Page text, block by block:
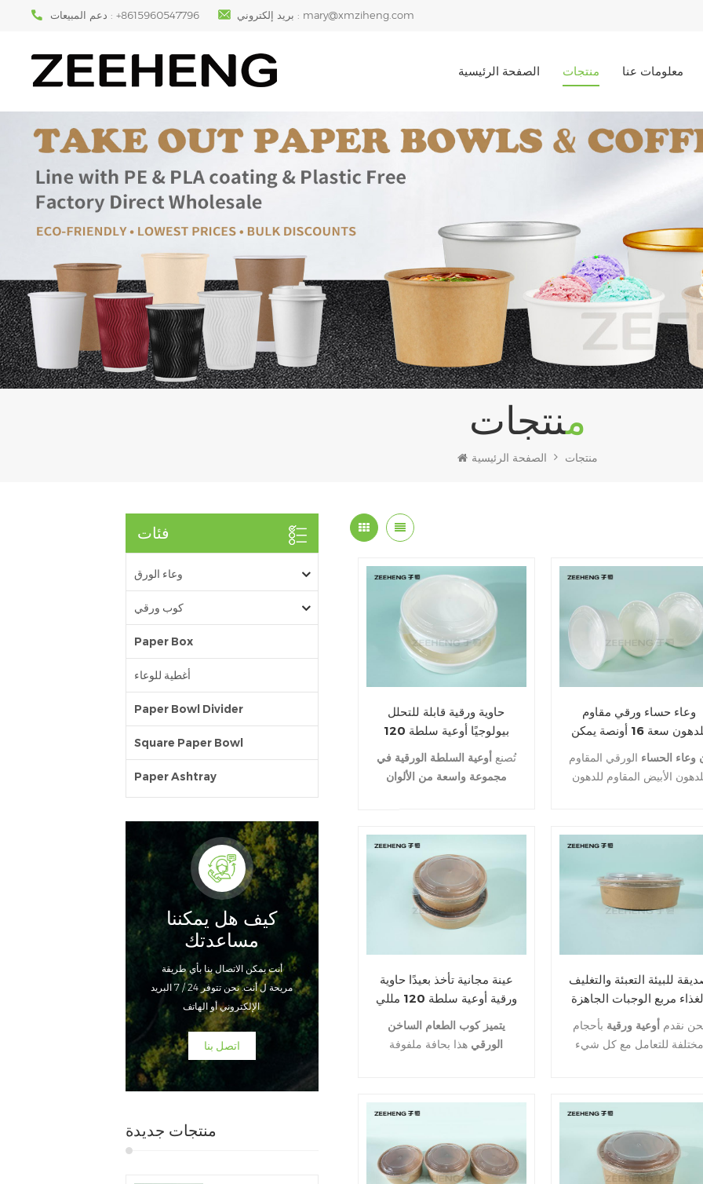
دعم المبيعات : +8615960547796 بريد إلكتروني : mary@xmziheng.com
الصفحة الرئيسية منتجات معلومات عنا
منتجات
الصفحة الرئيسية منتجات
فئات
وعاء الورق
كوب ورقي
Paper Box
أغطية للوعاء
Paper Bowl Divider
Square Paper Bowl
Paper Ashtray
كيف هل يمكننا
مساعدتك
أنت يمكن الاتصال بنا بأي طريقة
مريحة ل أنت. نحن تتوفر 24 / 7 البريد
الإلكتروني أو الهاتف.
اتصل بنا
منتجات جديدة
حاوية ورقية قابلة للتحلل
بيولوجيًا أوعية سلطة 120
مللي ~ 1500 مللي وعاء
مستدير من الورق الأبيض
القابل للتصرف
تُصنع أوعية السلطة الورقية في
مجموعة واسعة من الألوان
بنا في أي وقت.
وعاء حساء ورقي مقاوم
للدهون سعة 16 أونصة يمكن
منه للعصيدة مع غطاء
ورقي
وعاء الحساء الورقي المقاوم
الأبيض المقاوم للدهون
اتصل بنا للحصول على
عينة مجانية تأخذ بعيدًا حاوية
ورقية أوعية سلطة 120 مللي
~ 1500 مللي وعاء ورق
كرافت يمكن التخلص منه
وعاء مستدير لتغليف المواد
يتميز كوب الطعام الساخن
الورقي هذا بحافة ملفوفة
سلس الملمس ، مما يجعله
رائعًا للشرب أيضًا. عندما يكون
الحافة على منع الانسكابات
بسبب التثبيت المحكم ، بينما
للبيئة التعبئة والتغليف
مربع الوجبات الجاهزة
القابلة للتحلل الحيوي
مخصص ورقة كأس الحساء
وعاء سلطة وعاء ورقي حاوية
نقدم أوعية ورقية بأحجام
مختلفة للتعامل مع كل شيء
ضيوفك يتطلعون إلى تناول
وجبتهم أثناء التنقل أو أثناء
مشاهدة عرضهم المفضل ، فإن
التصميم الخاص لهذه الأوعية من